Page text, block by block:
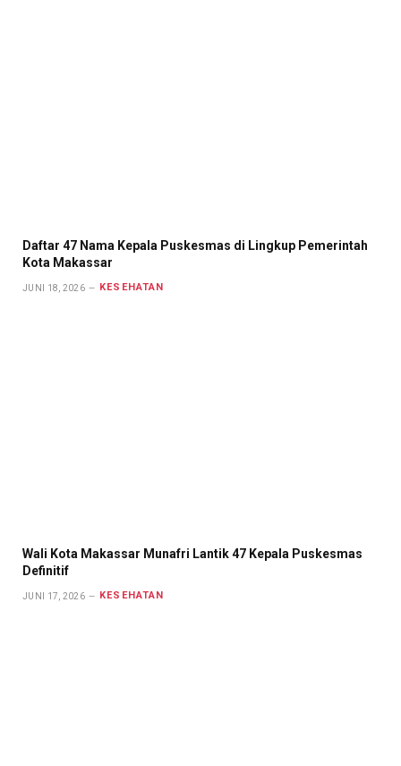
Daftar 47 Nama Kepala Puskesmas di Lingkup Pemerintah
Kota Makassar
JUNI 18, 2026 KESEHATAN
Wali Kota Makassar Munafri Lantik 47 Kepala Puskesmas
Definitif
JUNI 17, 2026 KESEHATAN